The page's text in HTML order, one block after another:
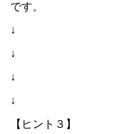
です。
↓
↓
↓
↓
【ヒント３】